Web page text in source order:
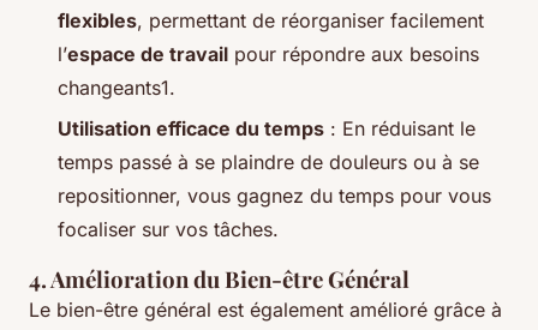
flexibles, permettant de réorganiser facilement
l’espace de travail pour répondre aux besoins
changeants1.
Utilisation efficace du temps : En réduisant le
temps passé à se plaindre de douleurs ou à se
repositionner, vous gagnez du temps pour vous
focaliser sur vos tâches.
4. Amélioration du Bien-être Général
Le bien-être général est également amélioré grâce à